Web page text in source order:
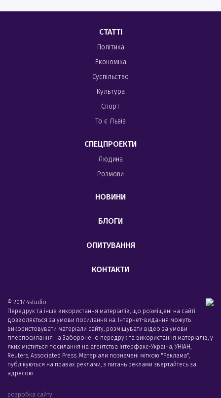
СТАТТІ
Політика
Економіка
Суспільство
Культура
Спорт
То є Львів
СПЕЦПРОЕКТИ
Людина
Розмови
НОВИНИ
БЛОГИ
ОПИТУВАННЯ
КОНТАКТИ
© 2017 4studio
Передрук та інше використання матеріалів, що розміщені на сайті
дозволяється за умови посилання на. Інтернет-видання можуть
використовувати матеріали сайту, розміщувати відео за умови
гіперпосилання на Заборонено передрук та використання матеріалів, у
яких міститься посилання на агентства Iнтерфакс-Україна, УНIАН,
Reuters, Associated Press. Матеріали позначені міткою "Реклама",
публікуються на правах реклами, з питань реклами звертайтесь за
адресою
розробка сайту